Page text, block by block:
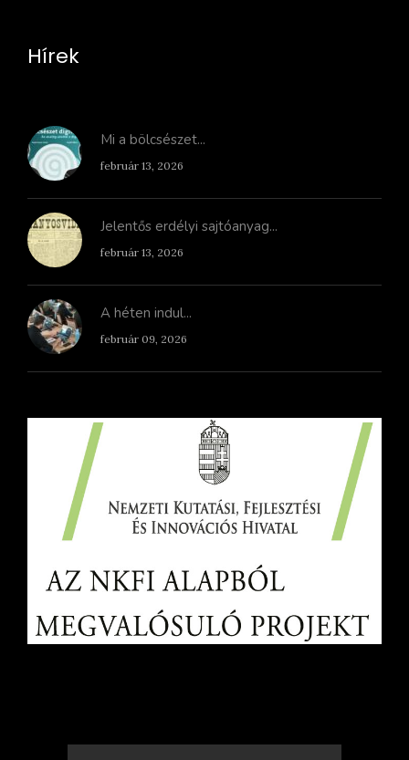
Hírek
Mi a bölcsészet...
február 13, 2026
Jelentős erdélyi sajtóanyag...
február 13, 2026
A héten indul...
február 09, 2026